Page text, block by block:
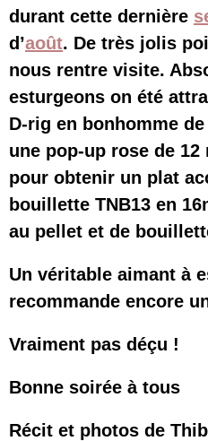
durant cette dernière
d’août. De très jolis
nous rentre visite.
esturgeons on été
D-rig en bonhomme
une pop-up rose de 12
pour obtenir un plat
bouillette TNB13 en
au pellet et de
Un véritable aimant à
recommande encore
Vraiment pas déçu !
Bonne soirée à tous
Récit et photos de